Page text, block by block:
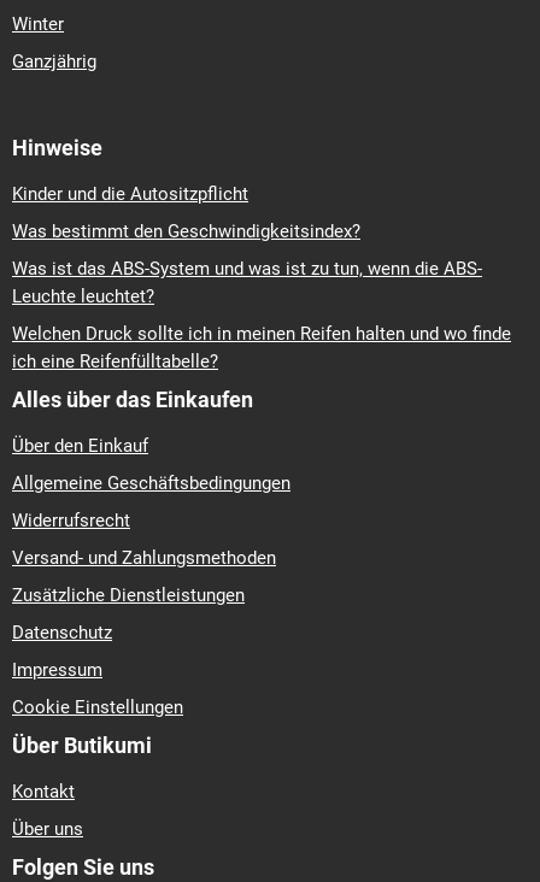
Winter
Ganzjährig
Hinweise
Kinder und die Autositzpflicht
Was bestimmt den Geschwindigkeitsindex?
Was ist das ABS-System und was ist zu tun, wenn die ABS-
Leuchte leuchtet?
Welchen Druck sollte ich in meinen Reifen halten und wo finde
ich eine Reifenfülltabelle?
Alles über das Einkaufen
Über den Einkauf
Allgemeine Geschäftsbedingungen
Widerrufsrecht
Versand- und Zahlungsmethoden
Zusätzliche Dienstleistungen
Datenschutz
Impressum
Cookie Einstellungen
Über Butikumi
Kontakt
Über uns
Folgen Sie uns